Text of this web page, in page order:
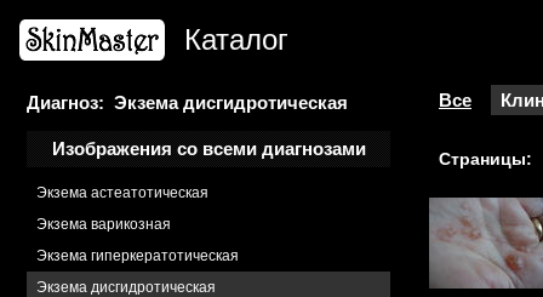
Каталог
Диагноз: Экзема дисгидротическая
Изображения со всеми диагнозами
Хроническая венозная недостаточность
Хроническая мигрирующая эритема
Целлюлит
Чесотка
Экзема астеатотическая
Экзема варикозная
Экзема гиперкератотическая
Экзема дисгидротическая
Все
Страницы: